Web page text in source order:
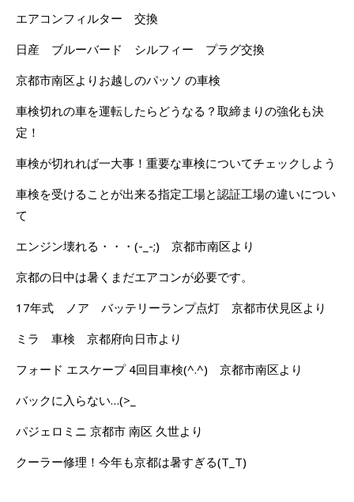
エアコンフィルター 交換
日産 ブルーバード シルフィー プラグ交換
京都市南区よりお越しのパッソ の車検
車検切れの車を運転したらどうなる？取締まりの強化も決
定！
車検が切れれば一大事！重要な車検についてチェックしよう
車検を受けることが出来る指定工場と認証工場の違いについ
て
エンジン壊れる・・・(-_-;) 京都市南区より
京都の日中は暑くまだエアコンが必要です。
17年式 ノア バッテリーランプ点灯 京都市伏見区より
ミラ 車検 京都府向日市より
フォード エスケープ 4回目車検(^.^) 京都市南区より
バックに入らない…(>_
パジェロミニ 京都市 南区 久世より
クーラー修理！今年も京都は暑すぎる(T_T)